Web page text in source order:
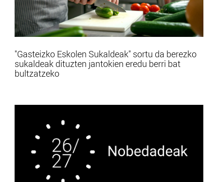
"Gasteizko Eskolen Sukaldeak" sortu da berezko
sukaldeak dituzten jantokien eredu berri bat
bultzatzeko